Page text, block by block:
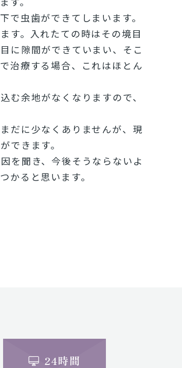
で虫歯ができてしまいます。
す。入れたての時はその境目
に隙間ができていまい、そこ
治療する場合、これはほとん
む余地がなくなりますので、
だに少なくありませんが、現
できます。
を聞き、今後そうならないよ
かると思います。
24時間